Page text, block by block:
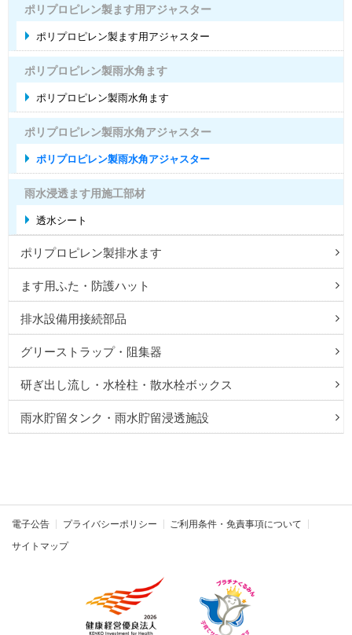
ポリプロピレン製ます用アジャスター
ポリプロピレン製ます用アジャスター
ポリプロピレン製雨水角ます
ポリプロピレン製雨水角ます
ポリプロピレン製雨水角アジャスター
ポリプロピレン製雨水角アジャスター
雨水浸透ます用施工部材
透水シート
ポリプロピレン製排水ます
ます用ふた・防護ハット
排水設備用接続部品
グリーストラップ・阻集器
研ぎ出し流し・水栓柱・散水栓ボックス
雨水貯留タンク・雨水貯留浸透施設
電子公告 プライバシーポリシー ご利用条件・免責事項について
サイトマップ